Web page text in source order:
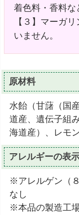
着色料・香料な
【３】マーガ
いません。
原材料
水飴（甘藷（国
道産、遺伝子組
海道産）、レモ
アレルギーの表
※アレルゲン（
なし
※本品の製造工